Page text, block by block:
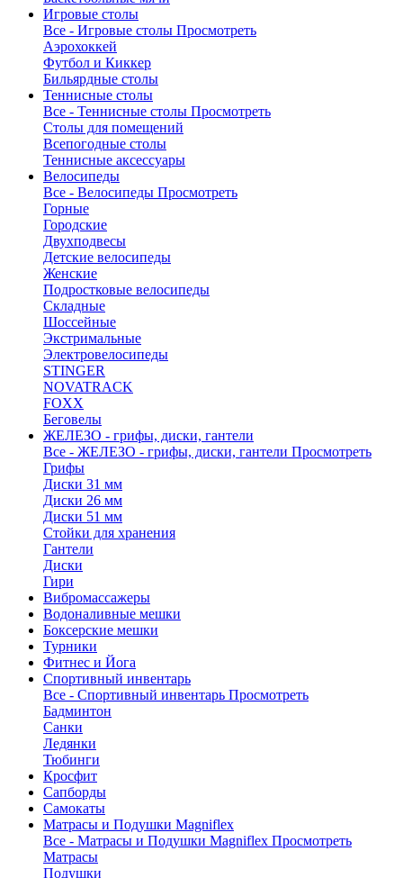
Игровые столы
Все - Игровые столы Просмотреть
Аэрохоккей
Футбол и Киккер
Бильярдные столы
Теннисные столы
Все - Теннисные столы Просмотреть
Столы для помещений
Всепогодные столы
Теннисные аксессуары
Велосипеды
Все - Велосипеды Просмотреть
Горные
Городские
Двухподвесы
Детские велосипеды
Женские
Подростковые велосипеды
Складные
Шоссейные
Экстримальные
Электровелосипеды
STINGER
NOVATRACK
FOXX
Беговелы
ЖЕЛЕЗО - грифы, диски, гантели
Все - ЖЕЛЕЗО - грифы, диски, гантели Просмотреть
Грифы
Диски 31 мм
Диски 26 мм
Диски 51 мм
Стойки для хранения
Гантели
Диски
Гири
Вибромассажеры
Водоналивные мешки
Боксерские мешки
Турники
Фитнес и Йога
Спортивный инвентарь
Все - Спортивный инвентарь Просмотреть
Бадминтон
Санки
Ледянки
Тюбинги
Кросфит
Сапборды
Самокаты
Матрасы и Подушки Magniflex
Все - Матрасы и Подушки Magniflex Просмотреть
Матрасы
Подушки